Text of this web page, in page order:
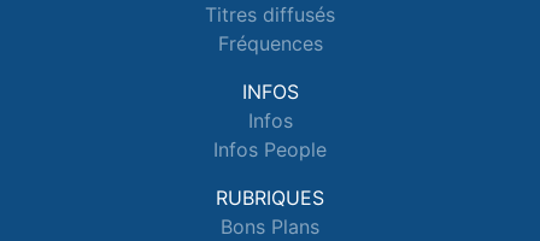
Titres diffusés
Fréquences
INFOS
Infos
Infos People
RUBRIQUES
Bons Plans